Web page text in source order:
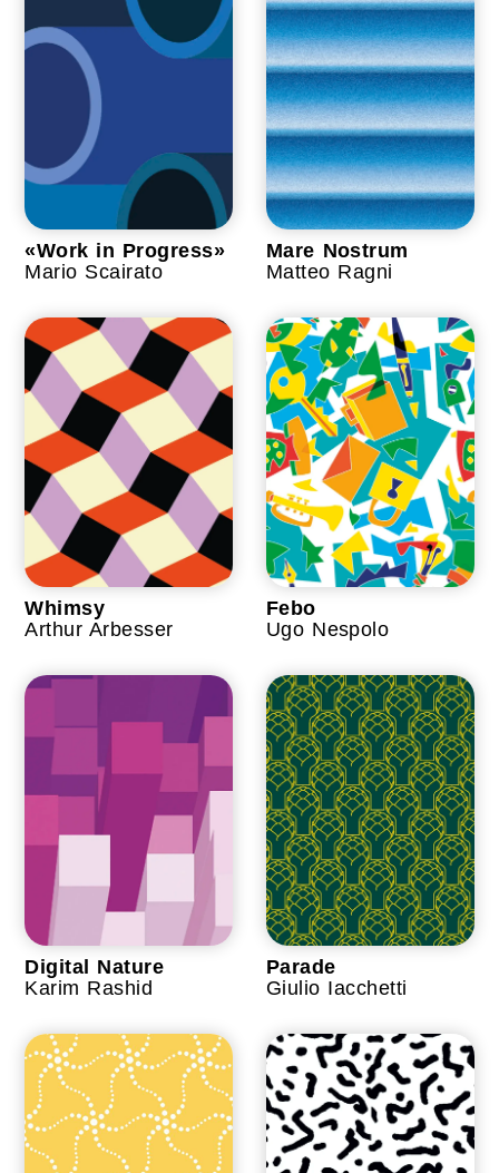
«Work in Progress»
Mario Scairato
Mare Nostrum
Matteo Ragni
Whimsy
Arthur Arbesser
Febo
Ugo Nespolo
Digital Nature
Karim Rashid
Parade
Giulio Iacchetti​